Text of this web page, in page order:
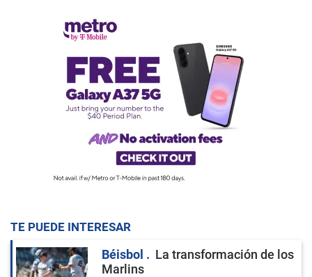
TE PUEDE INTERESAR
Béisbol
La transformación de los
Marlins